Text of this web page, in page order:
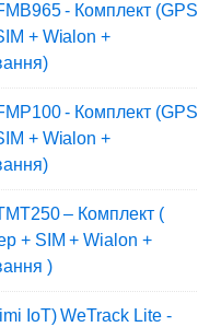
- Комплект (GPS
+ Wialon +
- Комплект (GPS
+ Wialon +
– Комплект (
+ SIM + Wialon +
)
IoT) WeTrack Lite -